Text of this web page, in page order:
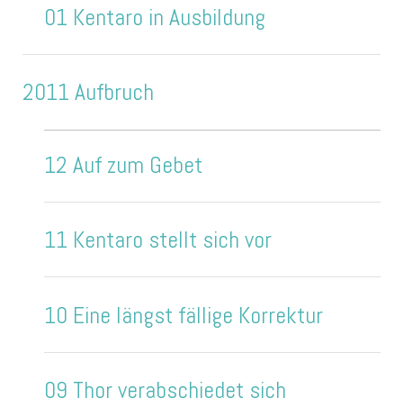
01 Kentaro in Ausbildung
2011 Aufbruch
12 Auf zum Gebet
11 Kentaro stellt sich vor
10 Eine längst fällige Korrektur
09 Thor verabschiedet sich